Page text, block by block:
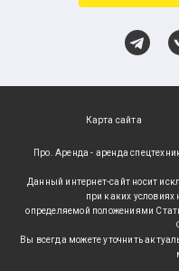
Про. Аренда - аренда
Данный интернет-сайт носит
при каких условиях
определяемой положениями
Вы всегда можете уточнить
Карта сайта